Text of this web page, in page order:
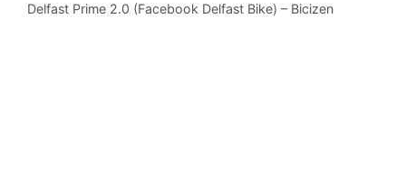
Delfast Prime 2.0 (Facebook Delfast Bike) – Bicizen